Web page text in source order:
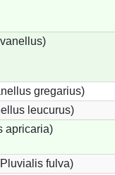
gregarius)
leucurus)
apricaria)
fulva)